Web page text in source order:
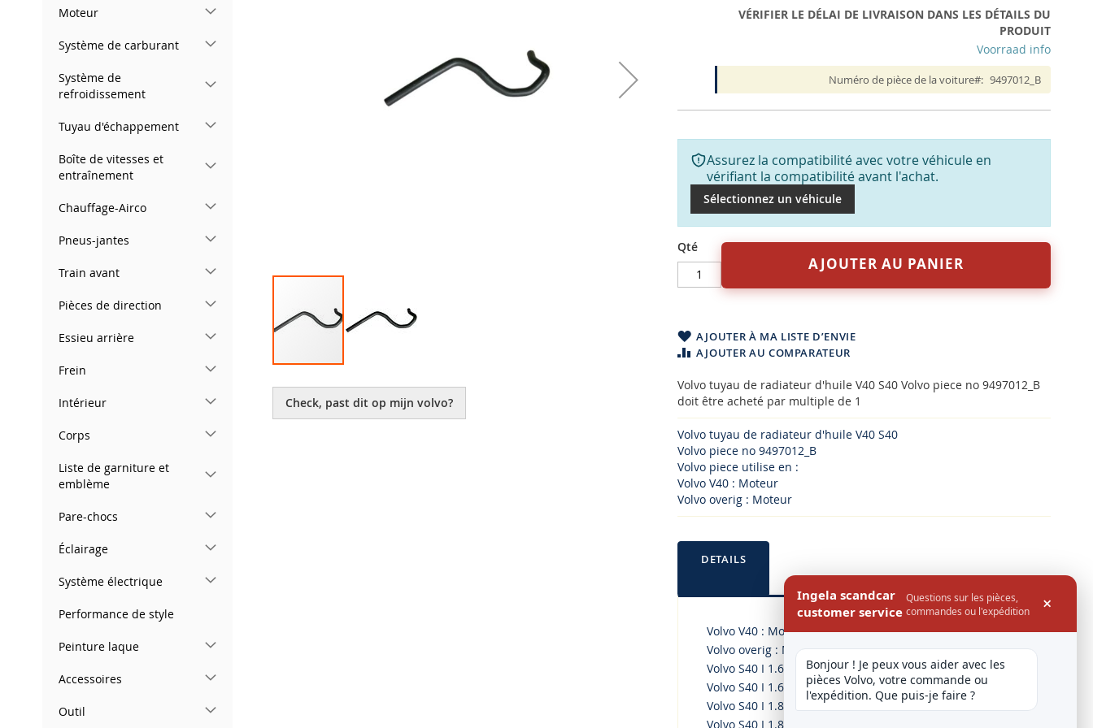
to
the
beginning
VÉRIFIER LE DÉLAI DE LIVRAISON DANS LES DÉTAILS DU
PRODUIT
Voorraad info
Numéro de pièce de la voiture 9497012_B
Assurez la compatibilité avec votre véhicule en
vérifiant la compatibilité avant l'achat.
Sélectionnez un véhicule
Qté
AJOUTER AU PANIER
AJOUTER À MA LISTE D’ENVIE
AJOUTER AU COMPARATEUR
Volvo tuyau de radiateur d'huile V40 S40 Volvo piece no 9497012_B
doit être acheté par multiple de 1
Volvo tuyau de radiateur d'huile V40 S40
Volvo piece no 9497012_B
Volvo piece utilise en :
Volvo V40 : Moteur
Volvo overig : Moteur
DETAILS
Volvo V40 : Moteur
Volvo overig : Moteur
Volvo S40 I 1.6 03.99-12.03
Volvo S40 I 1.6 09.95-08.99
Volvo S40 I 1.8 03.99-12.03
Volvo S40 I 1.8 06.01-08.03
Check, past dit op mijn volvo?
Moteur
Système de carburant
Système de
refroidissement
Tuyau d'échappement
Boîte de vitesses et
entraînement
Chauffage-Airco
Pneus-jantes
Train avant
Pièces de direction
Essieu arrière
Frein
Intérieur
Corps
Liste de garniture et
emblème
Pare-chocs
Éclairage
Système électrique
Performance de style
Peinture laque
Accessoires
Outil
Ingela scandcar
customer service
Questions sur les pièces,
commandes ou l'expédition
×
Bonjour ! Je peux vous aider avec les
pièces Volvo, votre commande ou
l'expédition. Que puis-je faire ?